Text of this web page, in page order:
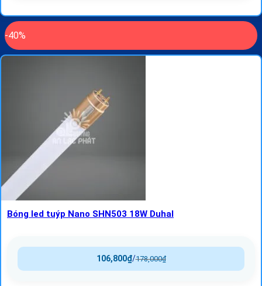
-40%
Bóng led tuýp Nano SHN503 18W Duhal
178,000₫
/
106,800₫